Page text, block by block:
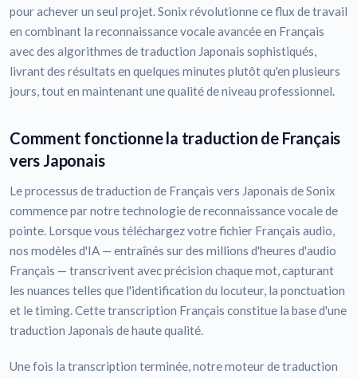
pour achever un seul projet. Sonix révolutionne ce flux de travail
en combinant la reconnaissance vocale avancée en Français
avec des algorithmes de traduction Japonais sophistiqués,
livrant des résultats en quelques minutes plutôt qu'en plusieurs
jours, tout en maintenant une qualité de niveau professionnel.
Comment fonctionne la traduction de Français
vers Japonais
Le processus de traduction de Français vers Japonais de Sonix
commence par notre technologie de reconnaissance vocale de
pointe. Lorsque vous téléchargez votre fichier Français audio,
nos modèles d'IA — entraînés sur des millions d'heures d'audio
Français — transcrivent avec précision chaque mot, capturant
les nuances telles que l'identification du locuteur, la ponctuation
et le timing. Cette transcription Français constitue la base d'une
traduction Japonais de haute qualité.
Une fois la transcription terminée, notre moteur de traduction